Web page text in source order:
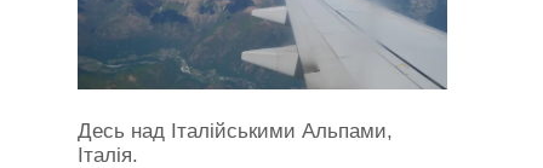
Десь над Італійськими Альпами,
Італія.